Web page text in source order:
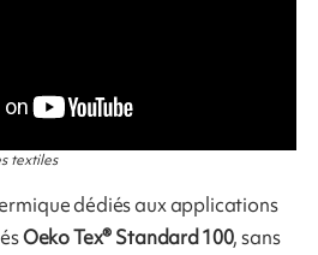
textiles
dédiés aux applications
Oeko Tex® Standard 100, sans